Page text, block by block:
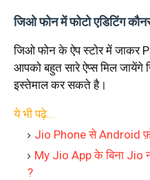
जिओ फोन में फोटो एडिटिंग
जिओ फोन के ऐप स्टोर में जाकर
आपको बहुत सारे ऐप्स मिल जायेंगे
इस्तेमाल कर सकते है।
ये भी पढ़े...
Jio Phone से Android
My Jio App के बिना Jio
?